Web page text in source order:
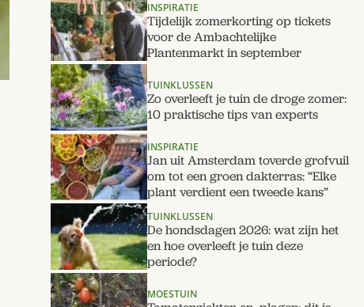
INSPIRATIE
Tijdelijk zomerkorting op tickets
voor de Ambachtelijke
Plantenmarkt in september
TUINKLUSSEN
Zo overleeft je tuin de droge zomer:
10 praktische tips van experts
INSPIRATIE
Jan uit Amsterdam toverde grofvuil
om tot een groen dakterras: “Elke
plant verdient een tweede kans”
TUINKLUSSEN
De hondsdagen 2026: wat zijn het
en hoe overleeft je tuin deze
periode?
MOESTUIN